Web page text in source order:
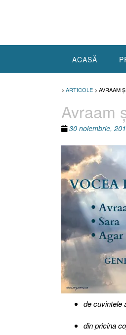
ACASĂ
> ARTICOLE > AVRAAM
Avraam
30 noiembrie,
de cuvintele
din pricina